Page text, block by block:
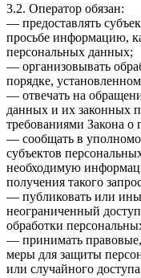
3.2. Оператор обязан:
— предоставлять
просьбе информацию,
персональных данных;
— организовывать
порядке,
— отвечать на
данных и их законных
требованиями Закона
— сообщать в
субъектов
необходимую
получения такого
— публиковать или
неограниченный
обработки
— принимать
меры для защиты
или случайного